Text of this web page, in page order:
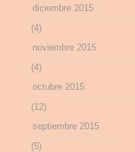
diciembre 2015
(4)
noviembre 2015
(4)
octubre 2015
(12)
septiembre 2015
(5)